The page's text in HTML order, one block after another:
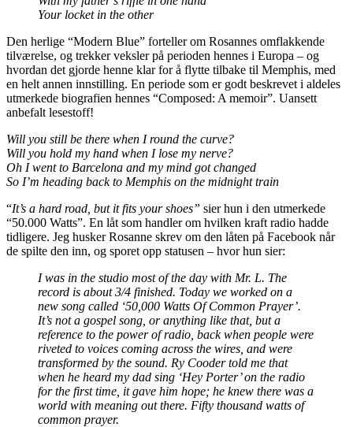
Your locket in the other
Den herlige “Modern Blue” forteller om Rosannes omflakkende
tilværelse, og trekker veksler på perioden hennes i Europa – og
hvordan det gjorde henne klar for å flytte tilbake til Memphis, med
en helt annen innstilling. En periode som er godt beskrevet i aldeles
utmerkede biografien hennes “Composed: A memoir”. Uansett
anbefalt lesestoff!
Will you still be there when I round the curve?
Will you hold my hand when I lose my nerve?
Oh I went to Barcelona and my mind got changed
So I’m heading back to Memphis on the midnight train
“It’s a hard road, but it fits your shoes” sier hun i den utmerkede
“50.000 Watts”. En låt som handler om hvilken kraft radio hadde
tidligere. Jeg husker Rosanne skrev om den låten på Facebook når
de spilte den inn, og sporet opp statusen – hvor hun sier:
I was in the studio most of the day with Mr. L. The
record is about 3/4 finished. Today we worked on a
new song called ‘50,000 Watts Of Common Prayer’.
It’s not a gospel song, or anything like that, but a
reference to the power of radio, back when people were
riveted to voices coming across the wires, and were
transformed by the sound. Ry Cooder told me that
when he heard my dad sing ‘Hey Porter’ on the radio
for the first time, it gave him hope; he knew there was a
world with meaning out there. Fifty thousand watts of
common prayer.